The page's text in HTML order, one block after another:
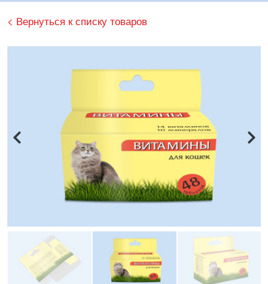
< Вернуться к списку товаров